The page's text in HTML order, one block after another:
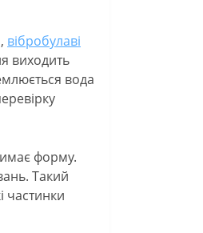
вібробулаві
виходить
вода
форму.
Такий
частинки